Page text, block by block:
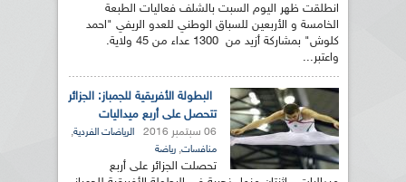
انطلقت ظهر اليوم السبت بالشلف فعاليات الطبعة
الخامسة و الأربعين للسباق الوطني للعدو الريفي "احمد
كلوش" بمشاركة أزيد من 1300 عداء من 45 ولاية.
واعتبر...
البطولة الأفريقية للجمباز: الجزائر
تتحصل على أربع ميداليات
06 سبتمبر 2016 الرياضات الفردية,
منافسات, رياضة
تحصلت الجزائر على أربع